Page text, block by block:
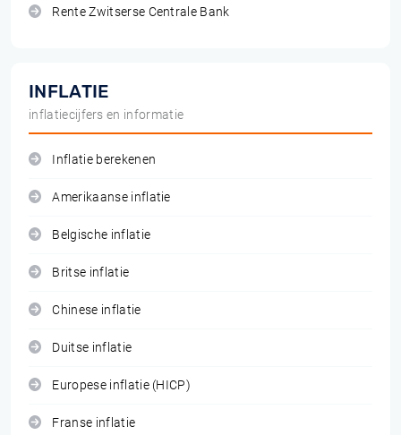
Rente Zwitserse Centrale Bank
INFLATIE
inflatiecijfers en informatie
Inflatie berekenen
Amerikaanse inflatie
Belgische inflatie
Britse inflatie
Chinese inflatie
Duitse inflatie
Europese inflatie (HICP)
Franse inflatie